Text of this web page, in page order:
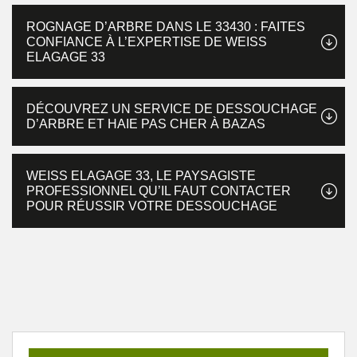
ROGNAGE D’ARBRE DANS LE 33430 : FAITES
CONFIANCE À L’EXPERTISE DE WEISS
ELAGAGE 33
DÉCOUVREZ UN SERVICE DE DESSOUCHAGE
D’ARBRE ET HAIE PAS CHER À BAZAS
WEISS ELAGAGE 33, LE PAYSAGISTE
PROFESSIONNEL QU’IL FAUT CONTACTER
POUR RÉUSSIR VOTRE DESSOUCHAGE